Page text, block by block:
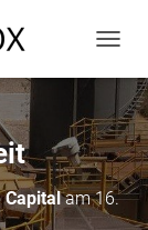
A
I
G
A
T
I
Capitalam16.